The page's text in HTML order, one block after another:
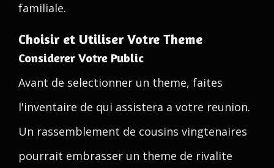
familiale.
Choisir et Utiliser Votre Theme
Considerer Votre Public
Avant de selectionner un theme, faites
l'inventaire de qui assistera a votre reunion.
Un rassemblement de cousins vingtenaires
pourrait embrasser un theme de rivalite